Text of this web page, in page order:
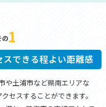
の1
できる程よい距離感
や土浦市など県南エリアな
セスすることができます。